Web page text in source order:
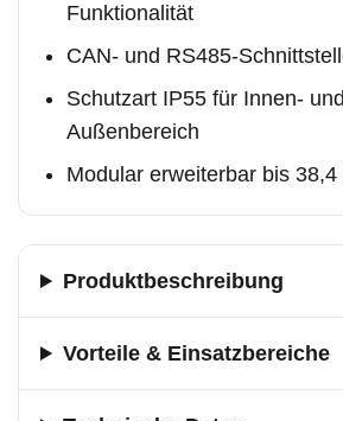
Funktionalität
CAN- und RS485-
Schutzart IP55 für Innen-
Außenbereich
Modular erweiterbar bis 38,4
Produktbeschreibung
Vorteile & Einsatzbereiche